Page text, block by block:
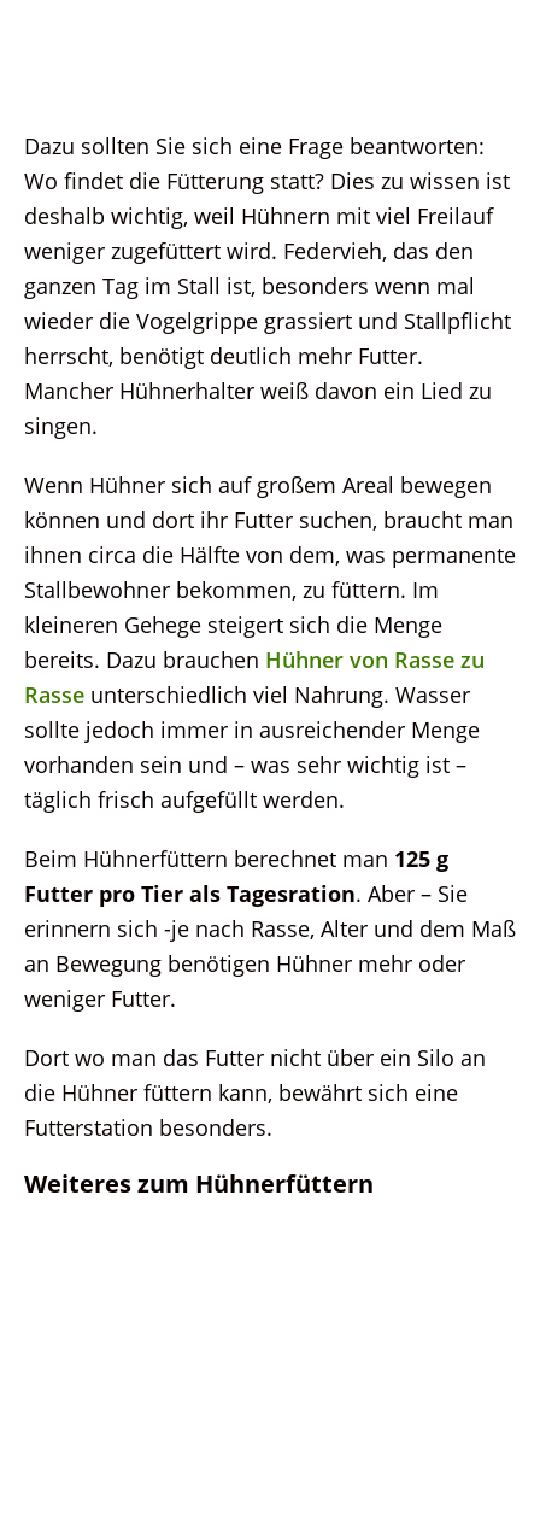
Dazu sollten Sie sich eine Frage beantworten:
Wo findet die Fütterung statt? Dies zu wissen ist
deshalb wichtig, weil Hühnern mit viel Freilauf
weniger zugefüttert wird. Federvieh, das den
ganzen Tag im Stall ist, besonders wenn mal
wieder die Vogelgrippe grassiert und Stallpflicht
herrscht, benötigt deutlich mehr Futter.
Mancher Hühnerhalter weiß davon ein Lied zu
singen.
Wenn Hühner sich auf großem Areal bewegen
können und dort ihr Futter suchen, braucht man
ihnen circa die Hälfte von dem, was permanente
Stallbewohner bekommen, zu füttern. Im
kleineren Gehege steigert sich die Menge
bereits. Dazu brauchen Hühner von Rasse zu
Rasse unterschiedlich viel Nahrung. Wasser
sollte jedoch immer in ausreichender Menge
vorhanden sein und – was sehr wichtig ist –
täglich frisch aufgefüllt werden.
Beim Hühnerfüttern berechnet man 125 g
Futter pro Tier als Tagesration. Aber – Sie
erinnern sich -je nach Rasse, Alter und dem Maß
an Bewegung benötigen Hühner mehr oder
weniger Futter.
Dort wo man das Futter nicht über ein Silo an
die Hühner füttern kann, bewährt sich eine
Futterstation besonders.
Weiteres zum Hühnerfüttern